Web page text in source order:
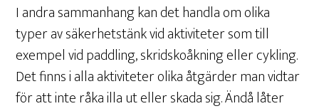
I andra sammanhang kan det handla om olika
typer av säkerhetstänk vid aktiviteter som till
exempel vid paddling, skridskoåkning eller cykling.
Det finns i alla aktiviteter olika åtgärder man vidtar
för att inte råka illa ut eller skada sig. Ändå låter